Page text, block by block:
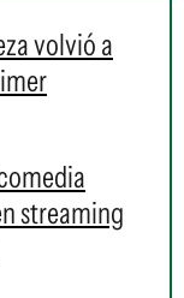
volvió a
streaming